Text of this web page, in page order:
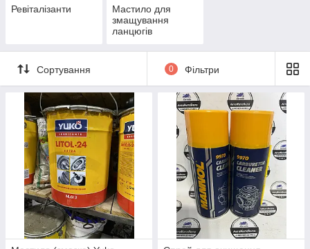
Ревіталізанти
Мастило для
змащування
ланцюгів
Сортування 0 Фільтри